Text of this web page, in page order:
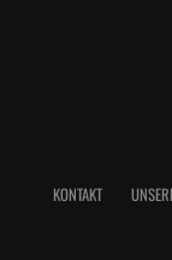
KONTAKT